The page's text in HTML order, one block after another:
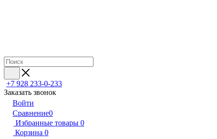
+7 928 233-0-233
Заказать звонок
Войти
Сравнение0
Избранные товары 0
Корзина 0